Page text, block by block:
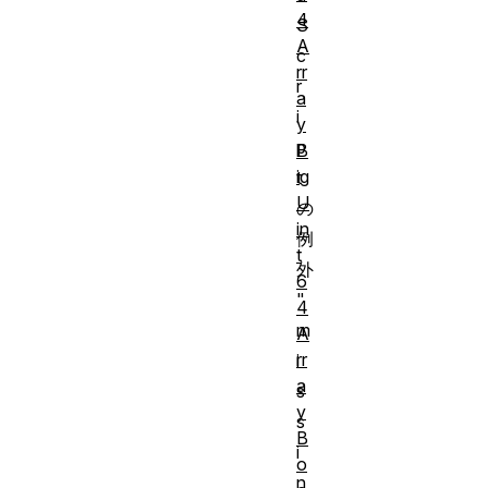
S
c
r
i
p
t
の
例
外
"
m
i
s
s
i
n
4
A
rr
a
y
B
ig
U
in
t
6
4
A
rr
a
y
B
o